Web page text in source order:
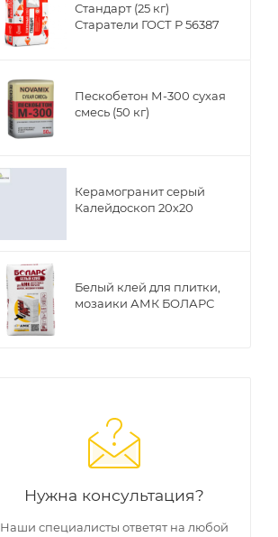
Стандарт (25 кг)
Старатели ГОСТ Р 56387
Пескобетон М-300 сухая
смесь (50 кг)
Керамогранит серый
Калейдоскоп 20х20
Белый клей для плитки,
мозаики АМК БОЛАРС
Нужна консультация?
Наши специалисты ответят на любой